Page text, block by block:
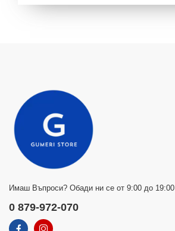
Имаш Въпроси? Обади ни се от 9:00 до 19:00
0 879-972-070